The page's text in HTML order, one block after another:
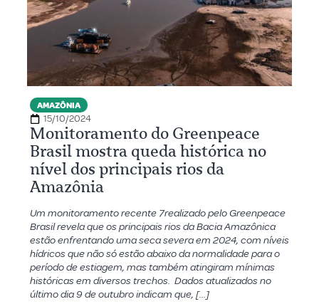
AMAZÔNIA
15/10/2024
Monitoramento do Greenpeace
Brasil mostra queda histórica no
nível dos principais rios da
Amazônia
Um monitoramento recente 7realizado pelo Greenpeace
Brasil revela que os principais rios da Bacia Amazônica
estão enfrentando uma seca severa em 2024, com níveis
hídricos que não só estão abaixo da normalidade para o
período de estiagem, mas também atingiram mínimas
históricas em diversos trechos. Dados atualizados no
último dia 9 de outubro indicam que, […]